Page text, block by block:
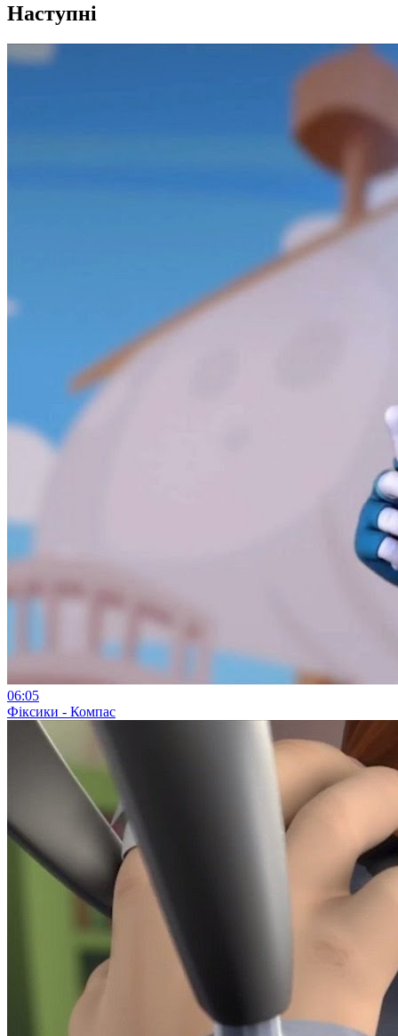
Наступні
06:05
Фіксики - Компас